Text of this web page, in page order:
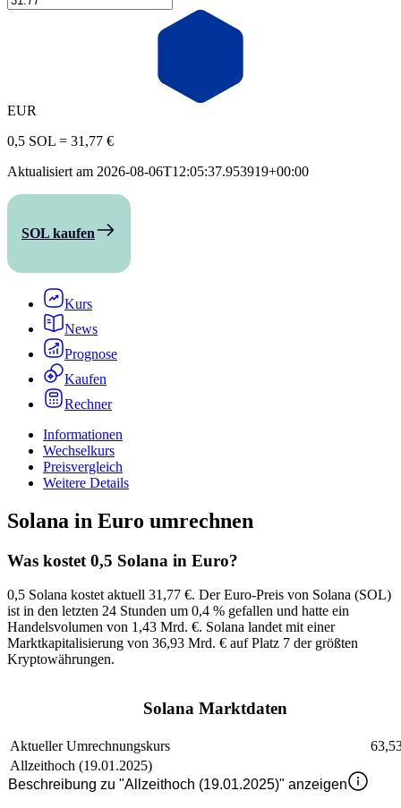
EUR
0,5 SOL = 31,77 €
Aktualisiert am 2026-08-06T12:05:37.953919+00:00
SOL kaufen
Kurs
News
Prognose
Kaufen
Rechner
Informationen
Wechselkurs
Preisvergleich
Weitere Details
Solana in Euro umrechnen
Was kostet 0,5 Solana in Euro?
0,5 Solana kostet aktuell 31,77 €. DerEuro-Preis von Solana (SOL)
ist in den letzten 24 Stunden um 0,4 % gefallen und hatte ein
Handelsvolumen von 1,43 Mrd. €. Solana landet mit einer
Marktkapitalisierung von 36,93 Mrd. € auf Platz 7 der größten
Kryptowährungen.
Solana Marktdaten
Aktueller Umrechnungskurs
Allzeithoch (19.01.2025)
Beschreibung zu "Allzeithoch (19.01.2025)" anzeigen